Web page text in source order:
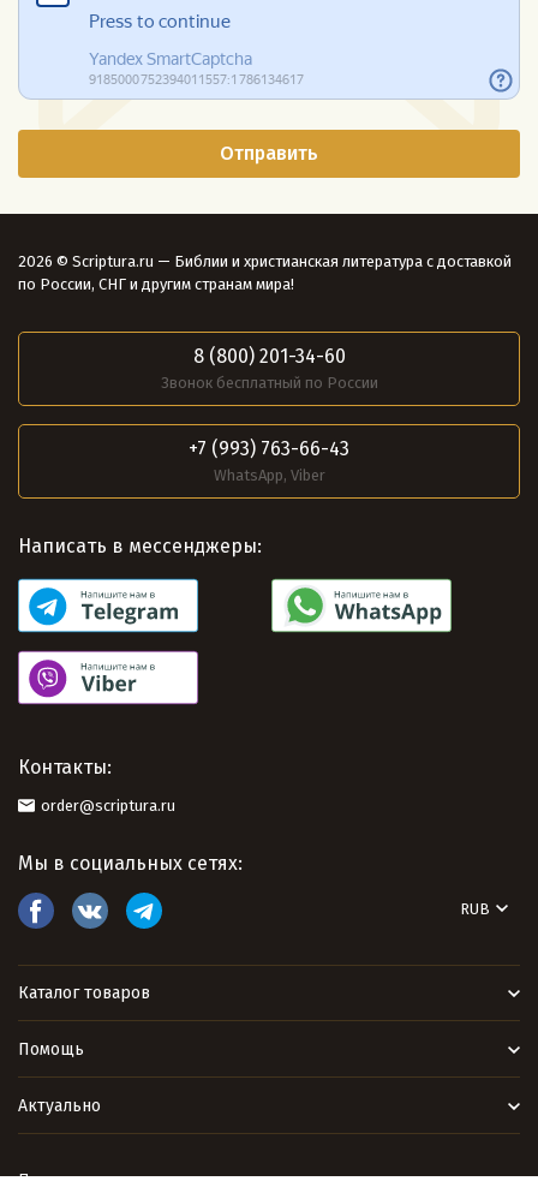
2026 © Scriptura.ru — Библии и христианская литература с доставкой
по России, СНГ и другим странам мира!
8 (800) 201-34-60
Звонок бесплатный по России
+7 (993) 763-66-43
WhatsApp, Viber
Написать в мессенджеры:
Контакты:
order@scriptura.ru
Мы в социальных сетях:
RUB
Каталог товаров
Помощь
Актуально
Политика персональных данных